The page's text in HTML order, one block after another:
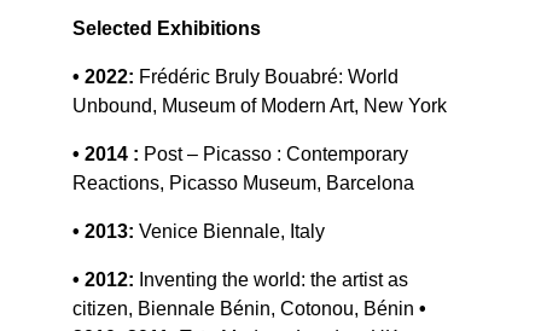
Selected Exhibitions
• 2022: Frédéric Bruly Bouabré: World
Unbound, Museum of Modern Art, New York
• 2014 : Post – Picasso : Contemporary
Reactions, Picasso Museum, Barcelona
• 2013: Venice Biennale, Italy
• 2012: Inventing the world: the artist as
citizen, Biennale Bénin, Cotonou, Bénin •